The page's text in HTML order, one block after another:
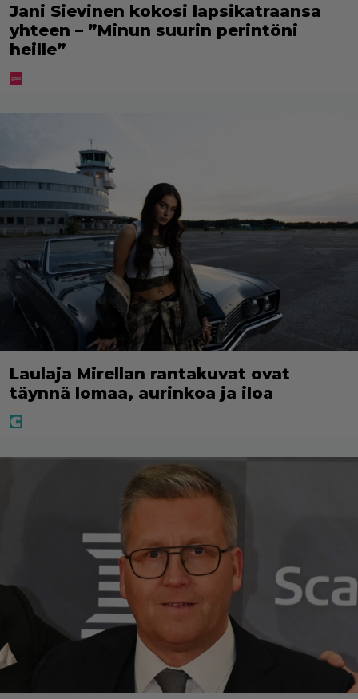
Jani Sievinen kokosi lapsikatraansa
yhteen – ”Minun suurin perintöni
heille”
Laulaja Mirellan rantakuvat ovat
täynnä lomaa, aurinkoa ja iloa